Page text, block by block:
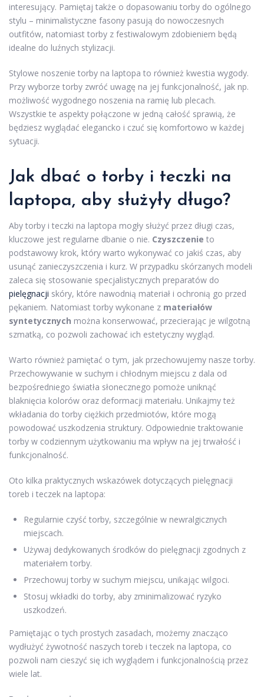
interesujący. Pamiętaj także o dopasowaniu torby do ogólnego
stylu – minimalistyczne fasony pasują do nowoczesnych
outfitów, natomiast torby z festiwalowym zdobieniem będą
idealne do luźnych stylizacji.
Stylowe noszenie torby na laptopa to również kwestia wygody.
Przy wyborze torby zwróć uwagę na jej funkcjonalność, jak np.
możliwość wygodnego noszenia na ramię lub plecach.
Wszystkie te aspekty połączone w jedną całość sprawią, że
będziesz wyglądać elegancko i czuć się komfortowo w każdej
sytuacji.
Jak dbać o torby i teczki na
laptopa, aby służyły długo?
Aby torby i teczki na laptopa mogły służyć przez długi czas,
kluczowe jest regularne dbanie o nie. Czyszczenie to
podstawowy krok, który warto wykonywać co jakiś czas, aby
usunąć zanieczyszczenia i kurz. W przypadku skórzanych modeli
zaleca się stosowanie specjalistycznych preparatów do
pielęgnacji skóry, które nawodnią materiał i ochronią go przed
pękaniem. Natomiast torby wykonane z materiałów
syntetycznych można konserwować, przecierając je wilgotną
szmatką, co pozwoli zachować ich estetyczny wygląd.
Warto również pamiętać o tym, jak przechowujemy nasze torby.
Przechowywanie w suchym i chłodnym miejscu z dala od
bezpośredniego światła słonecznego pomoże uniknąć
blaknięcia kolorów oraz deformacji materiału. Unikajmy też
wkładania do torby ciężkich przedmiotów, które mogą
powodować uszkodzenia struktury. Odpowiednie traktowanie
torby w codziennym użytkowaniu ma wpływ na jej trwałość i
funkcjonalność.
Oto kilka praktycznych wskazówek dotyczących pielęgnacji
toreb i teczek na laptopa:
Regularnie czyść torby, szczególnie w newralgicznych
miejscach.
Używaj dedykowanych środków do pielęgnacji zgodnych z
materiałem torby.
Przechowuj torby w suchym miejscu, unikając wilgoci.
Stosuj wkładki do torby, aby zminimalizować ryzyko
uszkodzeń.
Pamiętając o tych prostych zasadach, możemy znacząco
wydłużyć żywotność naszych toreb i teczek na laptopa, co
pozwoli nam cieszyć się ich wyglądem i funkcjonalnością przez
wiele lat.